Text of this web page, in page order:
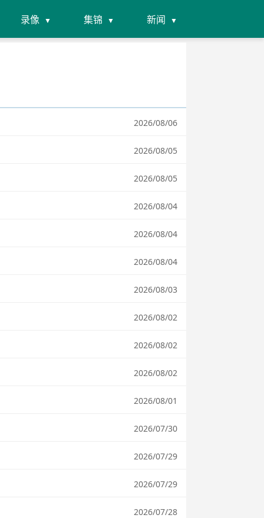
录像 集锦 新闻
2026/08/06
2026/08/05
2026/08/05
2026/08/04
2026/08/04
2026/08/04
2026/08/03
2026/08/02
2026/08/02
2026/08/02
2026/08/01
2026/07/30
2026/07/29
2026/07/29
2026/07/28